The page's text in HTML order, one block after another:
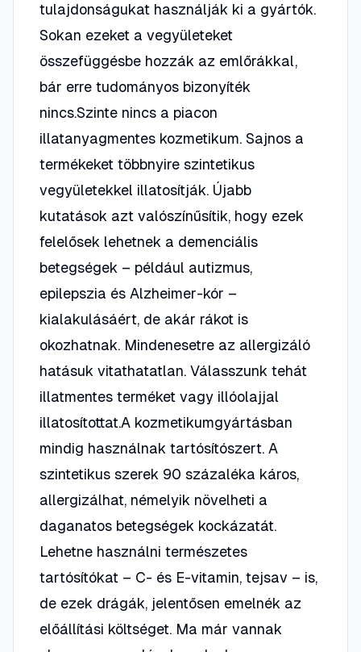
tulajdonságukat használják ki a gyártók.
Sokan ezeket a vegyületeket
összefüggésbe hozzák az emlőrákkal,
bár erre tudományos bizonyíték
nincs.Szinte nincs a piacon
illatanyagmentes kozmetikum. Sajnos a
termékeket többnyire szintetikus
vegyületekkel illatosítják. Újabb
kutatások azt valószínűsítik, hogy ezek
felelősek lehetnek a demenciális
betegségek – például autizmus,
epilepszia és Alzheimer-kór –
kialakulásáért, de akár rákot is
okozhatnak. Mindenesetre az allergizáló
hatásuk vitathatatlan. Válasszunk tehát
illatmentes terméket vagy illóolajjal
illatosítottat.A kozmetikumgyártásban
mindig használnak tartósítószert. A
szintetikus szerek 90 százaléka káros,
allergizálhat, némelyik növelheti a
daganatos betegségek kockázatát.
Lehetne használni természetes
tartósítókat – C- és E-vitamin, tejsav – is,
de ezek drágák, jelentősen emelnék az
előállítási költséget. Ma már vannak